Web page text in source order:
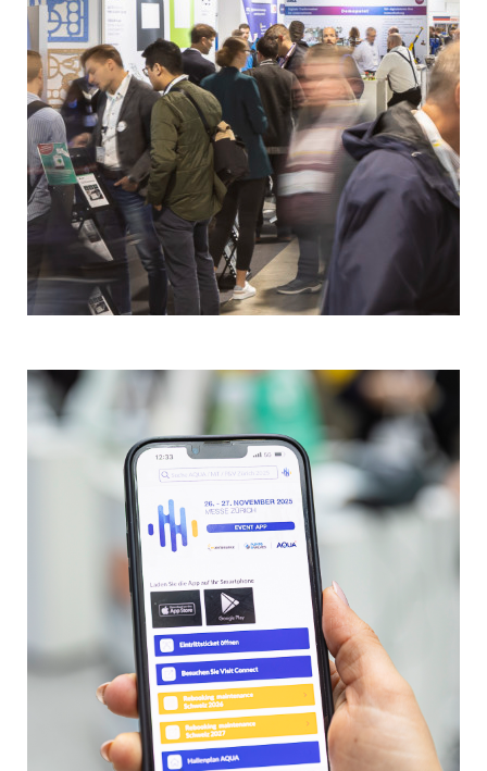
Aussteller werden
Präsentieren Sie Ihre Innovationen
an der LOGISTICS & AUTOMATION.
Aussteller buchen ein all-inklusive
Standpaket mit Standfläche,
Standbau und umfangreichen
Marketing- und Werbeleistungen.
Mehr Informationen